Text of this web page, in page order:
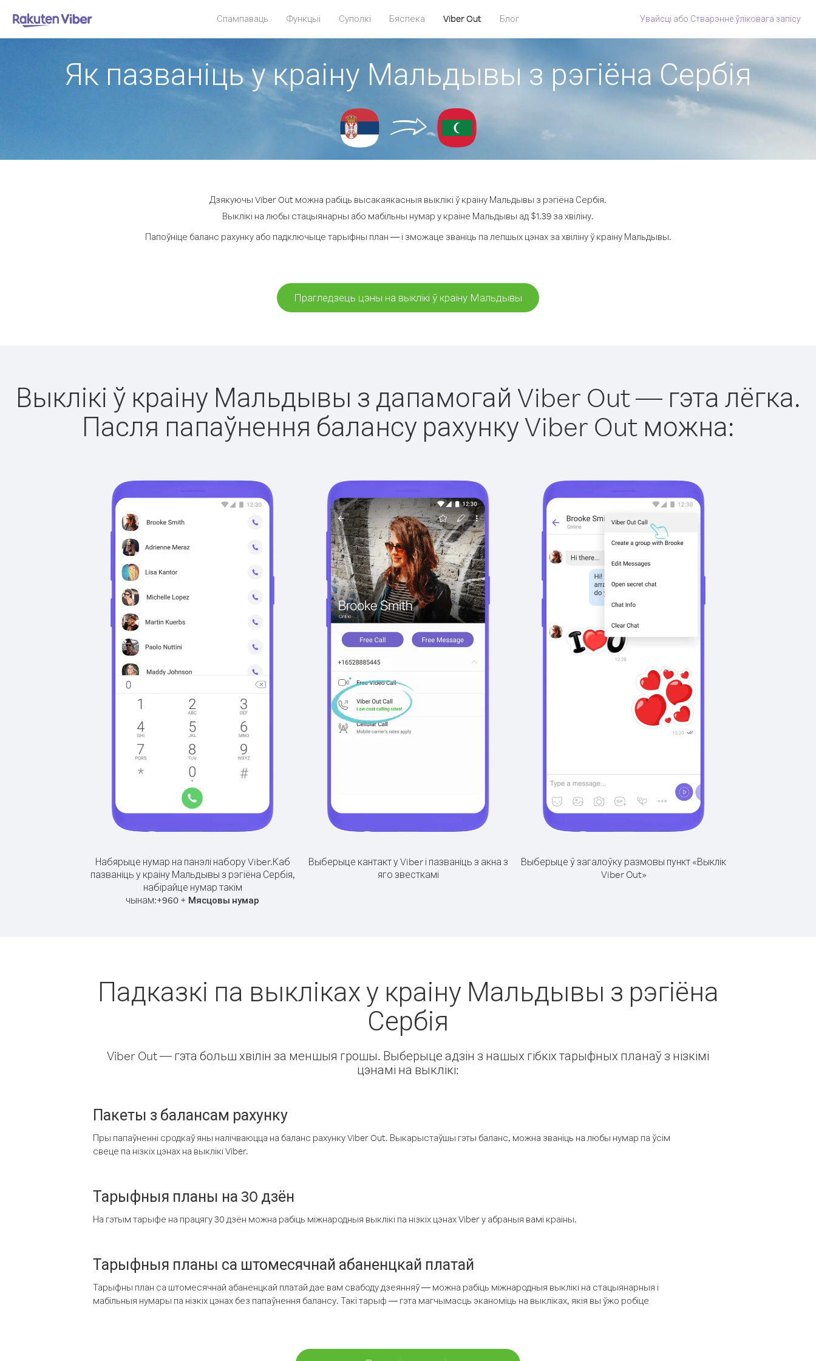
Спампаваць Функцыі Суполкі Бяспека Viber Out Блог Увайсці або Стварэнне ўліковага запісу
Як пазваніць у краіну Мальдывы з рэгіёна Сербія
Дзякуючы Viber Out можна рабіць высакаякасныя выклікі ў краіну Мальдывы з рэгіёна Сербія.
Выклікі на любы стацыянарны або мабільны нумар у краіне Мальдывы ад $1.39 за хвіліну.
Папоўніце баланс рахунку або падключыце тарыфны план — і зможаце званіць па лепшых цэнах за хвіліну ў краіну Мальдывы.
Прагледзець цэны на выклікі ў краіну Мальдывы
Выклікі ў краіну Мальдывы з дапамогай Viber Out — гэта лёгка.
Пасля папаўнення балансу рахунку Viber Out можна:
Набярыце нумар на панэлі набору Viber.Каб
пазваніць у краіну Мальдывы з рэгіёна Сербія,
набірайце нумар такім
чынам:+960 + Мясцовы нумар
Выберыце кантакт у Viber і пазваніць з акна з
яго звесткамі
Выберыце ў загалоўку размовы пункт «Выклік
Viber Out»
Падказкі па выкліках у краіну Мальдывы з рэгіёна
Сербія
Viber Out — гэта больш хвілін за меншыя грошы. Выберыце адзін з нашых гібкіх тарыфных планаў з нізкімі
цэнамі на выклікі:
Пакеты з балансам рахунку
Пры папаўненні сродкаў яны налічваюцца на баланс рахунку Viber Out. Выкарыстаўшы гэты баланс, можна званіць на любы нумар па ўсім
свеце па нізкіх цэнах на выклікі Viber.
Тарыфныя планы на 30 дзён
На гэтым тарыфе на працягу 30 дзён можна рабіць міжнародныя выклікі па нізкіх цэнах Viber у абраныя вамі краіны.
Тарыфныя планы са штомесячнай абаненцкай платай
Тарыфны план са штомесячнай абаненцкай платай дае вам свабоду дзеянняў — можна рабіць міжнародныя выклікі на стацыянарныя і
мабільныя нумары па нізкіх цэнах без папаўнення балансу. Такі тарыф — гэта магчымасць эканоміць на выкліках, якія вы ўжо робіце